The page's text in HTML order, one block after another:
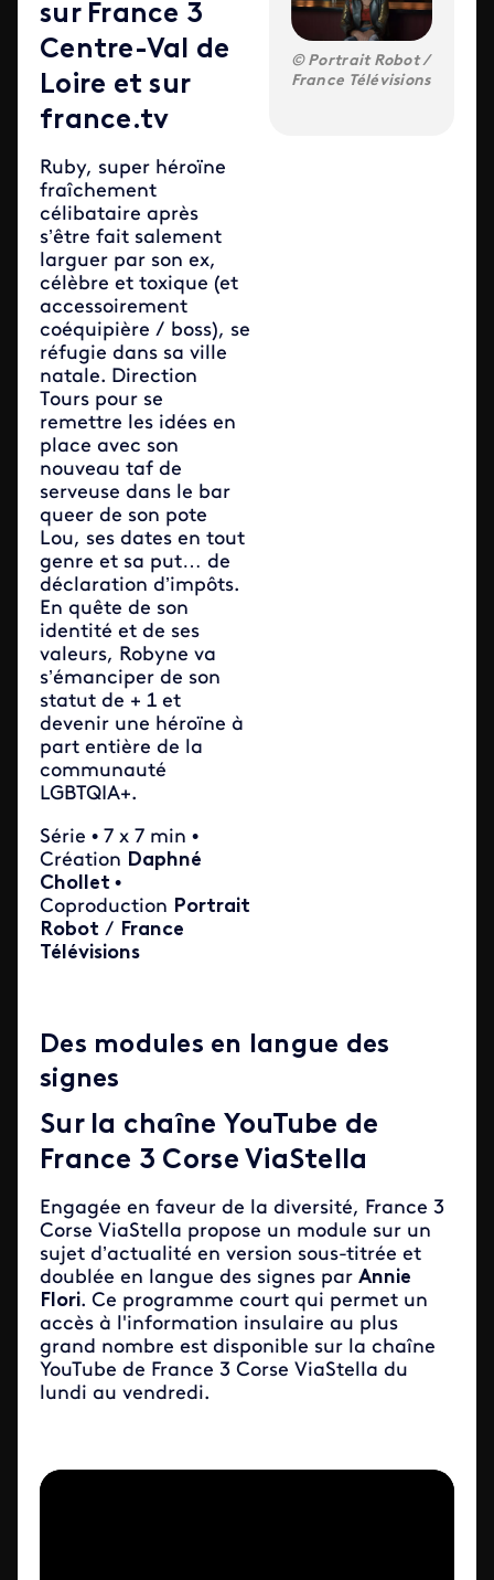
sur France 3
Centre-Val de
Loire et sur
france.tv
Ruby, super héroïne
fraîchement
célibataire après
s’être fait salement
larguer par son ex,
célèbre et toxique (et
accessoirement
coéquipière / boss), se
réfugie dans sa ville
natale. Direction
Tours pour se
remettre les idées en
place avec son
nouveau taf de
serveuse dans le bar
queer de son pote
Lou, ses dates en tout
genre et sa put… de
déclaration d’impôts.
En quête de son
identité et de ses
valeurs, Robyne va
s’émanciper de son
statut de + 1 et
devenir une héroïne à
part entière de la
communauté
LGBTQIA+.
Série • 7 x 7 min •
Création Daphné
Chollet •
Coproduction Portrait
Robot / France
Télévisions
Portrait Robot /
France Télévisions
Des modules en langue des
signes
Sur la chaîne YouTube de
France 3 Corse ViaStella
Engagée en faveur de la diversité, France 3
Corse ViaStella propose un module sur un
sujet d’actualité en version sous-titrée et
doublée en langue des signes par Annie
Flori. Ce programme court qui permet un
accès à l'information insulaire au plus
grand nombre est disponible sur la chaîne
YouTube de France 3 Corse ViaStella du
lundi au vendredi.